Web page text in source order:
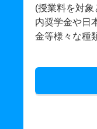
(授業料を対
内奨学金や日
金等様々な種